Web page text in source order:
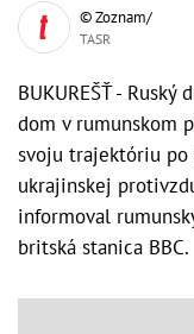
© Zoznam/
TASR
BUKUREŠŤ -
dom v rumunskom
svoju trajektóriu po
ukrajinskej
informoval
britská stanica BBC.